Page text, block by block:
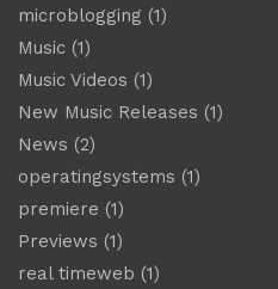
microblogging (1)
Music (1)
Music Videos (1)
New Music Releases (1)
News (2)
operatingsystems (1)
premiere (1)
Previews (1)
real timeweb (1)